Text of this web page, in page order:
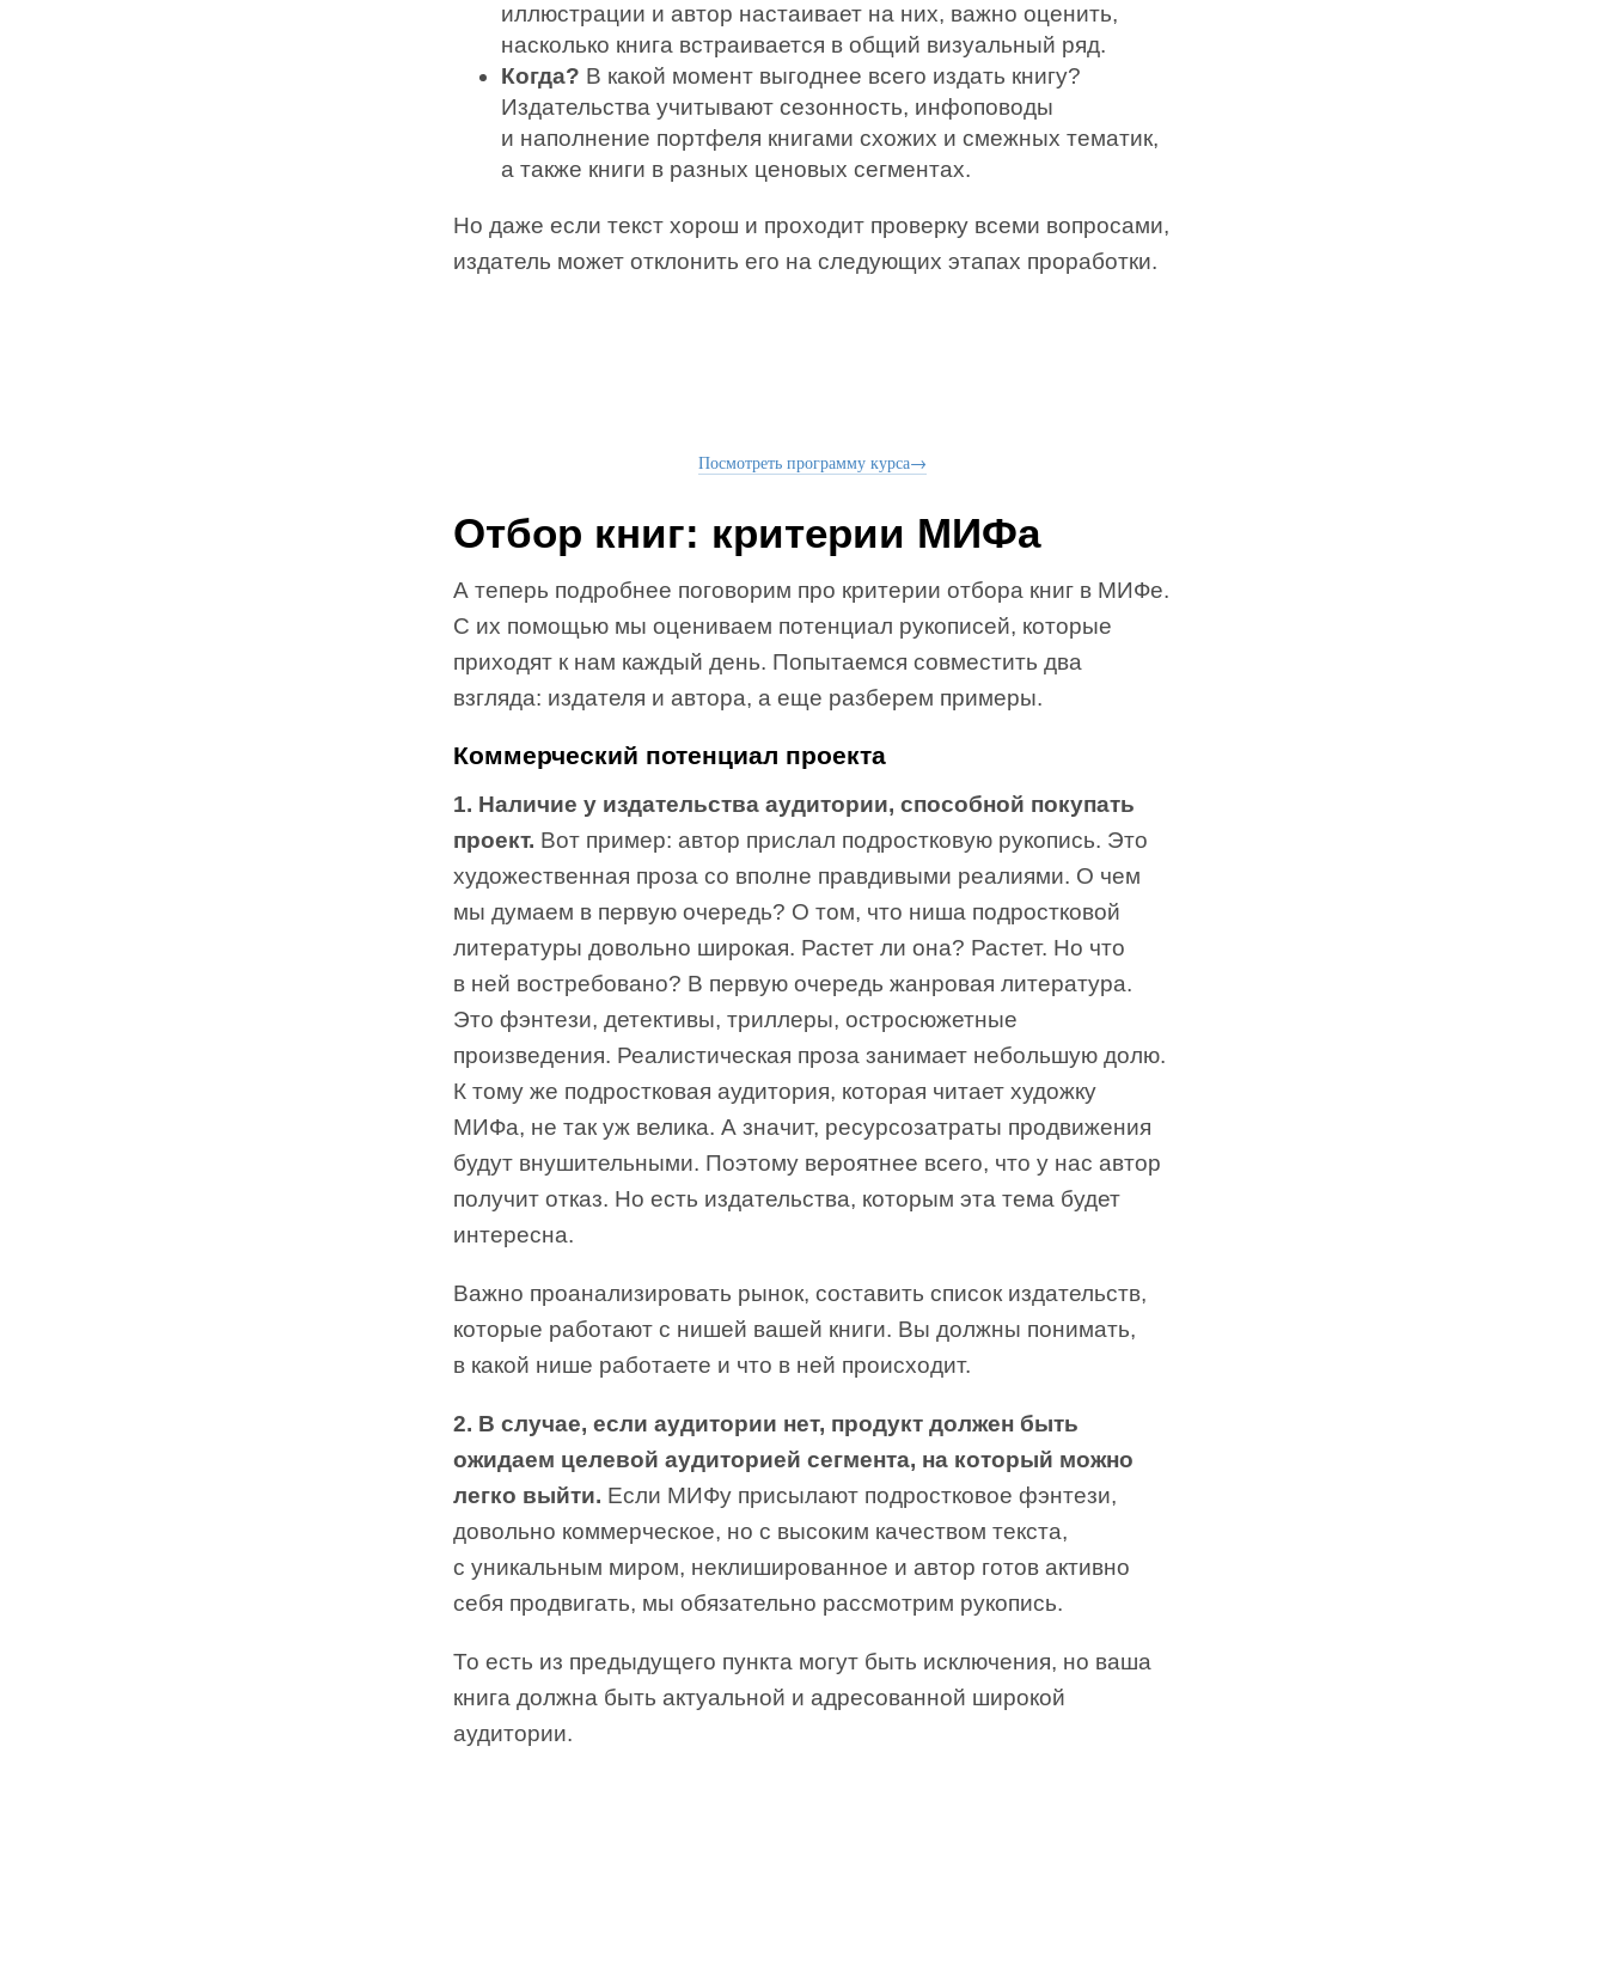
иллюстрации и автор настаивает на них, важно оценить,
насколько книга встраивается в общий визуальный ряд.
Когда? В какой момент выгоднее всего издать книгу?
Издательства учитывают сезонность, инфоповоды
и наполнение портфеля книгами схожих и смежных тематик,
а также книги в разных ценовых сегментах.
Но даже если текст хорош и проходит проверку всеми вопросами,
издатель может отклонить его на следующих этапах проработки.
Посмотреть программу курса→
Отбор книг: критерии МИФа
А теперь подробнее поговорим про критерии отбора книг в МИФе.
С их помощью мы оцениваем потенциал рукописей, которые
приходят к нам каждый день. Попытаемся совместить два
взгляда: издателя и автора, а еще разберем примеры.
Коммерческий потенциал проекта
1. Наличие у издательства аудитории, способной покупать
проект. Вот пример: автор прислал подростковую рукопись. Это
художественная проза со вполне правдивыми реалиями. О чем
мы думаем в первую очередь? О том, что ниша подростковой
литературы довольно широкая. Растет ли она? Растет. Но что
в ней востребовано? В первую очередь жанровая литература.
Это фэнтези, детективы, триллеры, остросюжетные
произведения. Реалистическая проза занимает небольшую долю.
К тому же подростковая аудитория, которая читает художку
МИФа, не так уж велика. А значит, ресурсозатраты продвижения
будут внушительными. Поэтому вероятнее всего, что у нас автор
получит отказ. Но есть издательства, которым эта тема будет
интересна.
Важно проанализировать рынок, составить список издательств,
которые работают с нишей вашей книги. Вы должны понимать,
в какой нише работаете и что в ней происходит.
2. В случае, если аудитории нет, продукт должен быть
ожидаем целевой аудиторией сегмента, на который можно
легко выйти. Если МИФу присылают подростковое фэнтези,
довольно коммерческое, но с высоким качеством текста,
с уникальным миром, неклишированное и автор готов активно
себя продвигать, мы обязательно рассмотрим рукопись.
То есть из предыдущего пункта могут быть исключения, но ваша
книга должна быть актуальной и адресованной широкой
аудитории.